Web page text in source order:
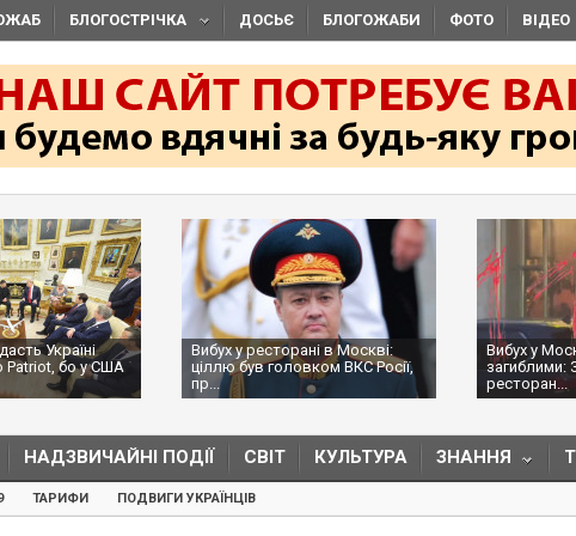
БЛОГОСТРІЧКА ДОСЬЄ БЛОГОЖАБИ ФОТО ВІДЕО
Україні
Patriot, бо у США
Вибух у ресторані в Москві:
ціллю був головком ВКС Росії,
пр...
Вибух у
загиблими:
ресторан...
НАДЗВИЧАЙНІ ПОДІЇ СВІТ КУЛЬТУРА ЗНАННЯ
ТАРИФИ ПОДВИГИ УКРАЇНЦІВ